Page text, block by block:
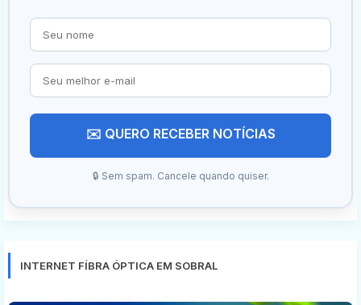
✉️ QUERO RECEBER NOTÍCIAS
🔒 Sem spam. Cancele quando quiser.
INTERNET FÍBRA ÓPTICA EM SOBRAL